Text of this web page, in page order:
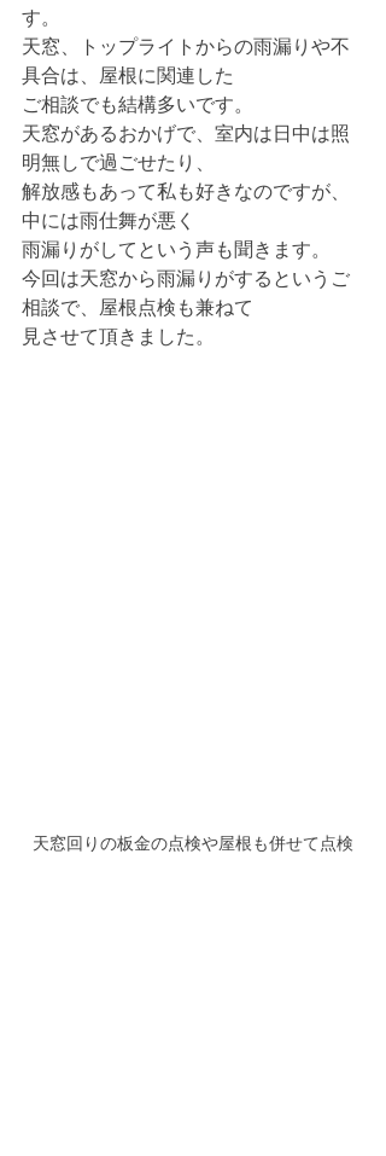
す。
天窓、トップライトからの雨漏りや不
具合は、屋根に関連した
ご相談でも結構多いです。
天窓があるおかげで、室内は日中は照
明無しで過ごせたり、
解放感もあって私も好きなのですが、
中には雨仕舞が悪く
雨漏りがしてという声も聞きます。
今回は天窓から雨漏りがするというご
相談で、屋根点検も兼ねて
見させて頂きました。
天窓回りの板金の点検や屋根も併せて点検